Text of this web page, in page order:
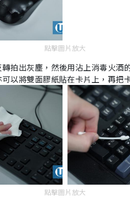
點擊圖片放大
拍出灰塵，然後用沾上消毒火酒
以將雙面膠紙貼在卡片上，再把
點擊圖片放大